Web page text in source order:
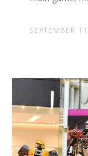
SEPTEMBER